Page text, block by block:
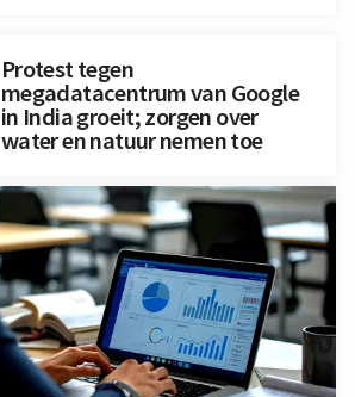
Protest tegen
megadatacentrum van Google
in India groeit; zorgen over
water en natuur nemen toe